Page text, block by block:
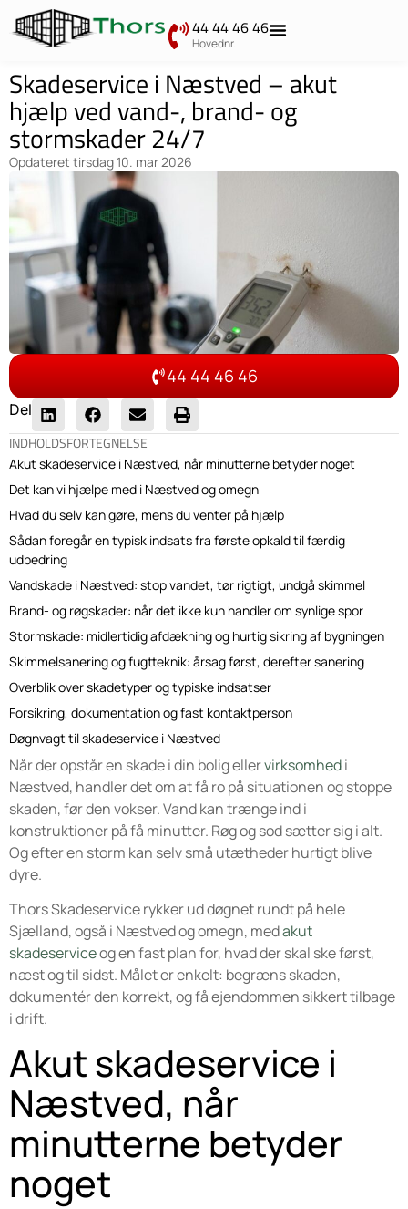
44 44 46 46
Hovednr.
Skadeservice i Næstved – akut
hjælp ved vand-, brand- og
stormskader 24/7
Opdateret tirsdag 10. mar 2026
44 44 46 46
Del
INDHOLDSFORTEGNELSE
Akut skadeservice i Næstved, når minutterne betyder noget
Det kan vi hjælpe med i Næstved og omegn
Hvad du selv kan gøre, mens du venter på hjælp
Sådan foregår en typisk indsats fra første opkald til færdig
udbedring
Vandskade i Næstved: stop vandet, tør rigtigt, undgå skimmel
Brand- og røgskader: når det ikke kun handler om synlige spor
Stormskade: midlertidig afdækning og hurtig sikring af bygningen
Skimmelsanering og fugtteknik: årsag først, derefter sanering
Overblik over skadetyper og typiske indsatser
Forsikring, dokumentation og fast kontaktperson
Døgnvagt til skadeservice i Næstved
Når der opstår en skade i din bolig ellervirksomhedi
Næstved, handler det om at få ro på situationen og stoppe
skaden, før den vokser. Vand kan trænge ind i
konstruktioner på få minutter. Røg og sod sætter sig i alt.
Og efter en storm kan selv små utætheder hurtigt blive
dyre.
Thors Skadeservice rykker ud døgnet rundt på hele
Sjælland, også i Næstved og omegn, medakut
skadeserviceog en fast plan for, hvad der skal ske først,
næst og til sidst. Målet er enkelt: begræns skaden,
dokumentér den korrekt, og få ejendommen sikkert tilbage
i drift.
Akut skadeservice i
Næstved, når
minutterne betyder
noget